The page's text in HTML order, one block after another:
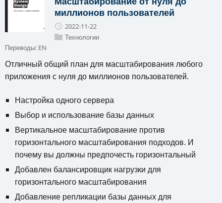
миллионов пользователей
2022-11-22
Технологии
Переводы: EN
Отличный общий план для масштабирования любого
приложения с нуля до миллионов пользователей.
Настройка одного сервера
Выбор и использование базы данных
Вертикальное масштабирование против
горизонтального масштабирования подходов. И
почему вы должны предпочесть горизонтальный
Добавлен балансировщик нагрузки для
горизонтального масштабирования
Добавление репликации базы данных для